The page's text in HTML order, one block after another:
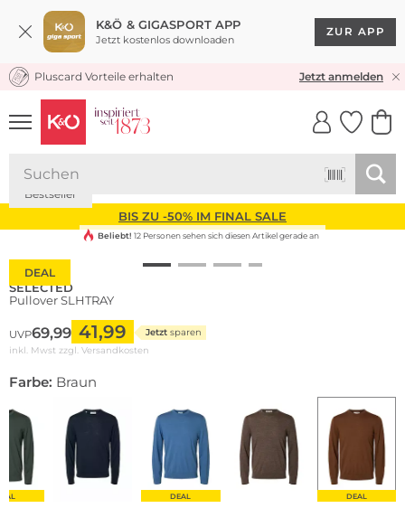
K&Ö & GIGASPORT APP
Jetzt kostenlos downloaden
ZUR APP
KOSTENLOSER VERSAND* & RÜCKVERSAND
Pluscard Vorteile erhalten Jetzt anmelden
UNSERE APP
CLICK &
BIS ZU -50% IM FINAL SALE
DEAL
Bestseller
Beliebt! 12 Personen sehen sich diesen Artikel gerade an
SELECTED
Pullover SLHTRAY
UVP69,99 41,99 Jetzt sparen
inkl. Mwst zzgl. Versandkosten
Farbe: Braun
DEAL DEAL